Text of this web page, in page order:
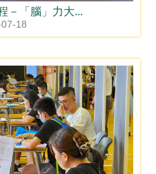
－「腦」力大...
18